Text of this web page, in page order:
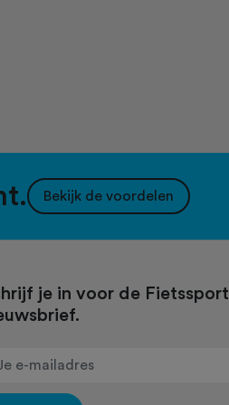
Bekijk de voordelen
je in voor de Fietssport